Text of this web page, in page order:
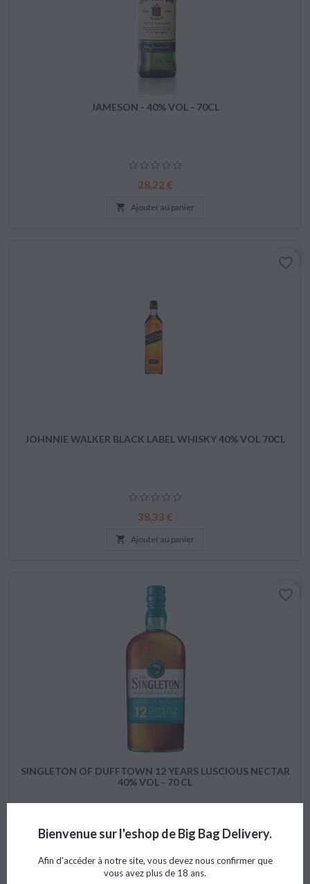
JAMESON - 40% VOL - 70CL
Prix
28,22 €
 Ajouter au panier
JOHNNIE WALKER BLACK LABEL WHISKY 40% VOL 70CL
Prix
38,33 €
 Ajouter au panier
favorite_border
SINGLETON OF DUFFTOWN 12 YEARS LUSCIOUS NECTAR
40% VOL - 70 CL
 Ajouter au panier
favorite_border
Bienvenue sur l'eshop de Big Bag Delivery.
Afin d'accéder à notre site, vous devez nous confirmer que
vous avez plus de 18 ans.